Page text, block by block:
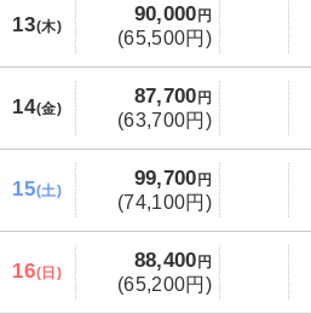
13(木)
90,000 円
(65,500円)
14(金)
87,700 円
(63,700円)
15(土)
99,700 円
(74,100円)
16(日)
88,400 円
(65,200円)